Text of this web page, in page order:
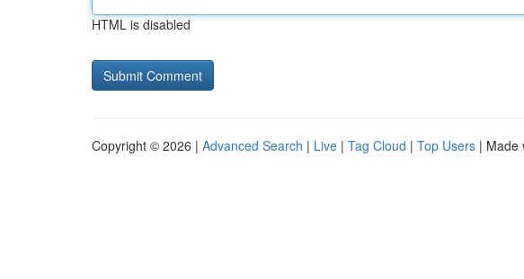
HTML is disabled
Copyright © 2026 | Advanced Search | Live | Tag Cloud | Top Users | Made